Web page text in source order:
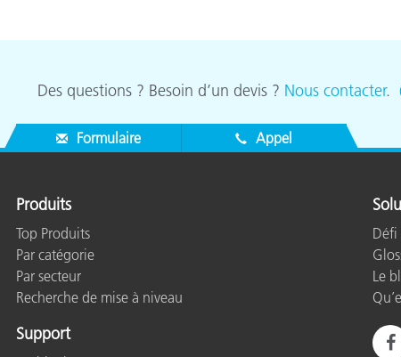
Des questions ? Besoin d’un devis ? Nous contacter.
Formulaire Appel
Produits
Top Produits
Par catégorie
Par secteur
Recherche de mise à niveau
Support
Défi
Le